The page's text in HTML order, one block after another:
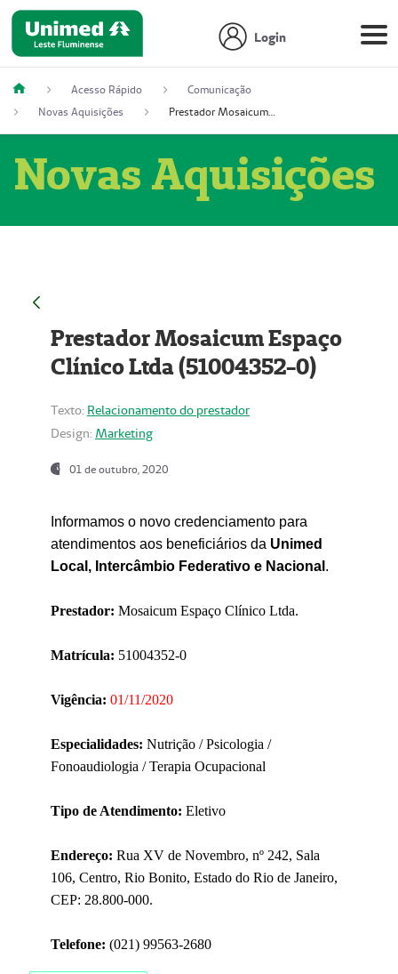
Login
Acesso Rápido
Comunicação
Novas Aquisições
Prestador Mosaicum Espaço Clínico Ltda (51004352-0)
Novas Aquisições
Prestador Mosaicum Espaço
Clínico Ltda (51004352-0)
Texto: Relacionamento do prestador
Design: Marketing
01 de outubro, 2020
Informamos o novo credenciamento para
atendimentos aos beneficiários da Unimed
Local, Intercâmbio Federativo e Nacional .
Prestador: Mosaicum Espaço Clínico Ltda.
Matrícula: 51004352-0
Vigência: 01/11/2020
Especialidades: Nutrição / Psicologia /
Fonoaudiologia / Terapia Ocupacional
Tipo de Atendimento: Eletivo
Endereço: Rua XV de Novembro, nº 242, Sala
106, Centro, Rio Bonito, Estado do Rio de Janeiro,
CEP: 28.800-000.
Telefone: (021) 99563-2680